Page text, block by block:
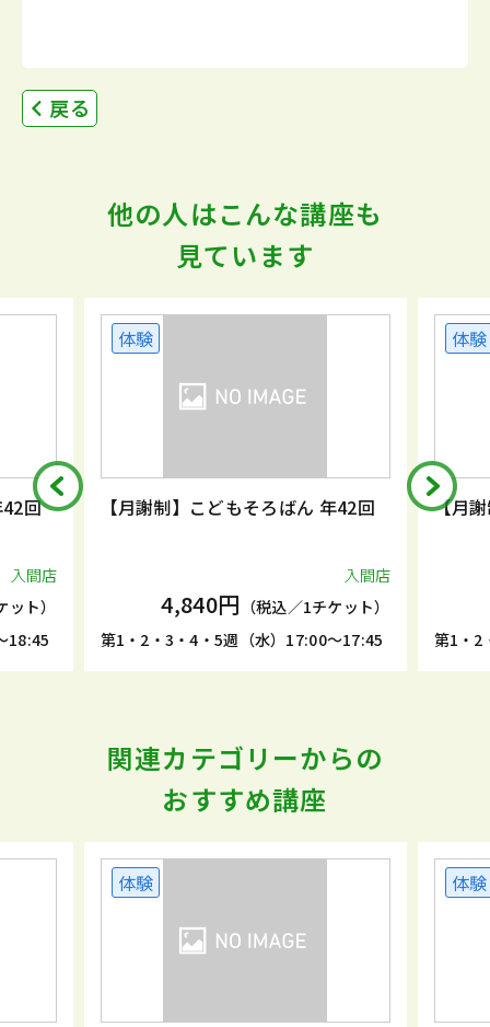
戻る
他の人はこんな講座も
見ています
回
入間店
ト）
18:45
体験
【月謝制】こどもそろばん 年42回
入間店
4,840円 （税込／1チケット）
第1・2・3・4・5週（水）17:00～17:45
体験
【月
第1・2
関連カテゴリーからの
おすすめ講座
体験 体験